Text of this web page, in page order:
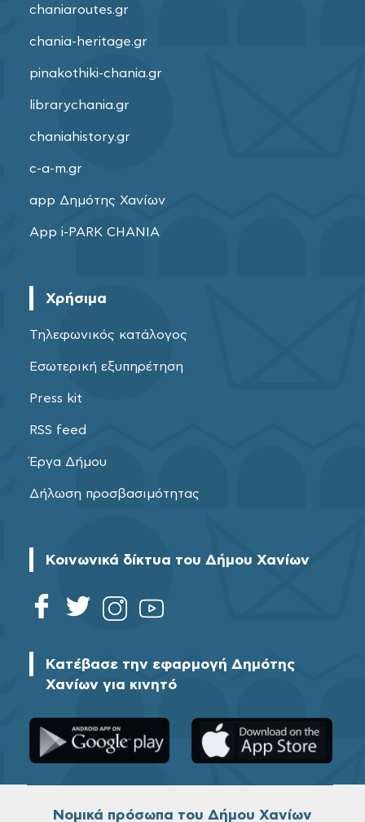
chaniaroutes.gr
chania-heritage.gr
pinakothiki-chania.gr
librarychania.gr
chaniahistory.gr
c-a-m.gr
app Δημότης Χανίων
App i-PARK CHANIA
Χρήσιμα
Τηλεφωνικός κατάλογος
Εσωτερική εξυπηρέτηση
Press kit
RSS feed
Έργα Δήμου
Δήλωση προσβασιμότητας
Κοινωνικά δίκτυα του Δήμου Χανίων
Κατέβασε την εφαρμογή Δημότης
Χανίων για κινητό
Νομικά πρόσωπα του Δήμου Χανίων